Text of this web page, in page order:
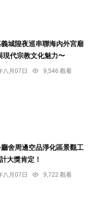
城隍夜巡串聯海內外宮廟
現代宗教文化魅力〜
八月07日
9,546 觀看
舍周邊空品淨化區景觀工
大獎肯定！
八月07日
9,722 觀看